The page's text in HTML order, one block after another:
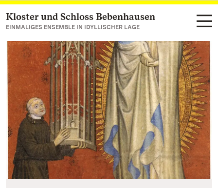
Zum Hauptinhalt springen
Kloster und Schloss Bebenhausen
EINMALIGES ENSEMBLE IN IDYLLISCHER LAGE